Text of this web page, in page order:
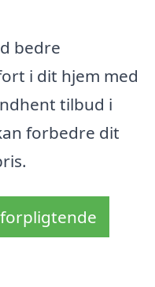
bedre
i dit hjem med
tilbud i
forbedre dit